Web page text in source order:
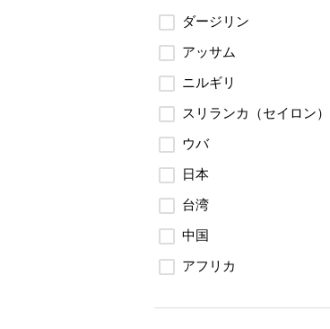
ダージリン
アッサム
ニルギリ
スリランカ（セイロン）
ウバ
日本
台湾
中国
アフリカ